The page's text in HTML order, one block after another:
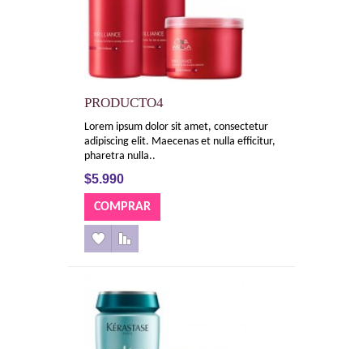
PRODUCTO4
Lorem ipsum dolor sit amet, consectetur
adipiscing elit. Maecenas et nulla efficitur,
pharetra nulla..
$5.990